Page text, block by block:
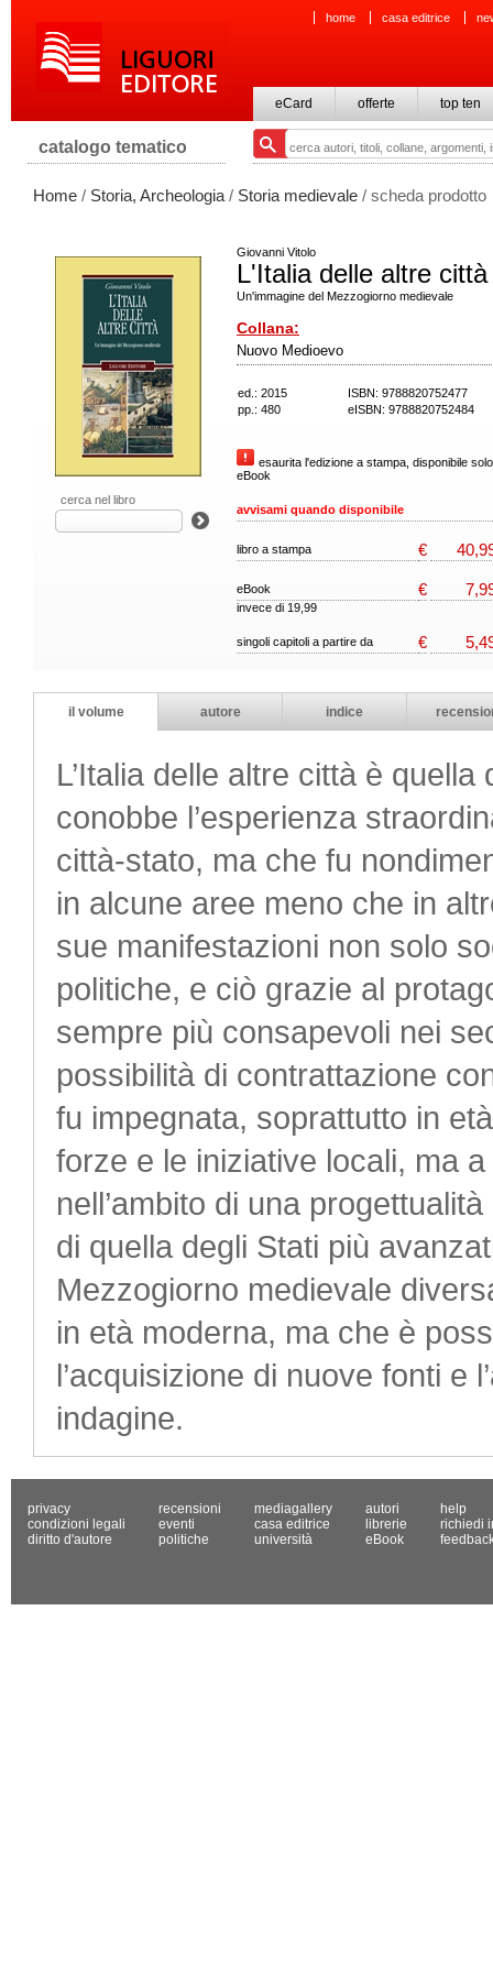
home casa editrice
eCard offerte top ten
catalogo tematico
Home / Storia, Archeologia / Storia medievale / scheda prodotto
cerca nel libro
Giovanni Vitolo
L'Italia delle altre città
Un'immagine del Mezzogiorno medievale
Collana:
Nuovo Medioevo
ed.: 2015
ISBN: 9788820752477
pp.: 480
eISBN: 9788820752484
esaurita l'edizione a stampa, disponibile
eBook
avvisami quando disponibile
libro a stampa €
eBook €
invece di 19,99
singoli capitoli a partire da €
il volume autore indice
L’Italia delle altre città è
conobbe l’esperienza
città-stato, ma che fu
in alcune aree meno che in
sue manifestazioni non solo
politiche, e ciò grazie al
sempre più consapevoli nei
possibilità di contrattazione
fu impegnata, soprattutto in
forze e le iniziative locali, ma
nell’ambito di una
di quella degli Stati più
Mezzogiorno medievale
in età moderna, ma che è
l’acquisizione di nuove fonti e
indagine.
privacy
condizioni legali
diritto d'autore
recensioni
eventi
politiche
mediagallery
casa editrice
università
autori
librerie
eBook
help
richiedi